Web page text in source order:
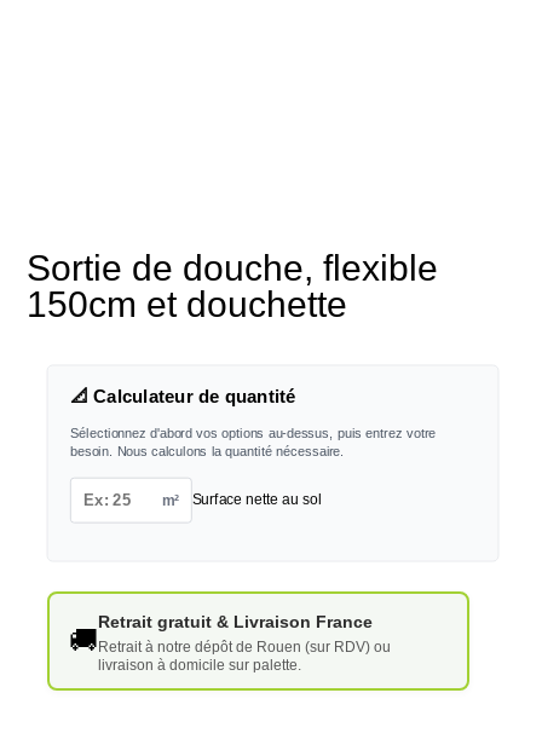
Sortie de douche, flexible
150cm et douchette
📐 Calculateur de quantité
Sélectionnez d'abord vos options au-dessus, puis entrez votre
besoin. Nous calculons la quantité nécessaire.
m² Surface nette au sol
🚚
Retrait gratuit & Livraison France
Retrait à notre dépôt de Rouen (sur RDV) ou
livraison à domicile sur palette.